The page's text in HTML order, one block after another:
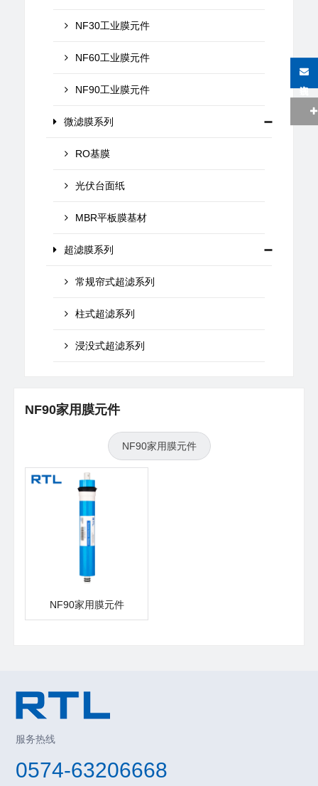
NF30工业膜元件
NF60工业膜元件
NF90工业膜元件
微滤膜系列
RO基膜
光伏台面纸
MBR平板膜基材
超滤膜系列
常规帘式超滤系列
柱式超滤系列
浸没式超滤系列
NF90家用膜元件
NF90家用膜元件
NF90家用膜元件
服务热线
0574-63206668